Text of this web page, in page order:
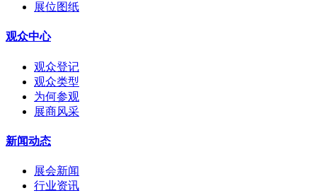
展位图纸
观众中心
观众登记
观众类型
为何参观
展商风采
新闻动态
展会新闻
行业资讯